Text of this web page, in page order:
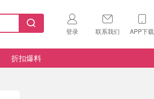
登录 联系我们 APP下载
🇺🇸
折扣爆料